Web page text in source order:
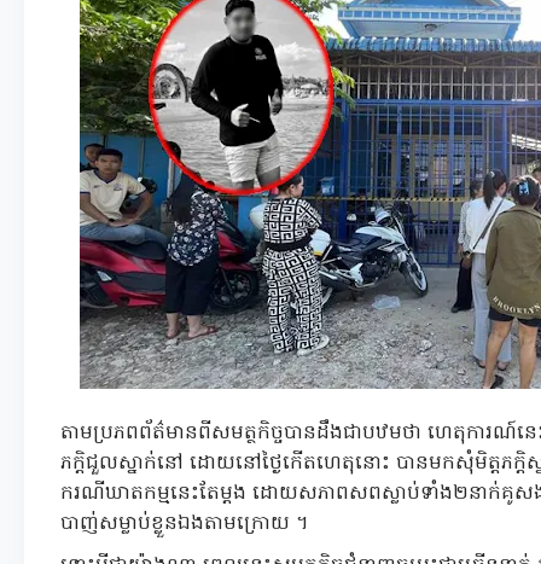
តាមប្រភពព័ត៌មានពីសមត្ថកិច្ចបានដឹងជាបឋមថា ហេតុការណ៍ន
ភក្តិជួលស្នាក់នៅ ដោយនៅថ្ងៃកើតហេតុនោះ បានមកសុំមិត្តភក្
ករណីឃាតកម្មនេះតែម្តង ដោយសភាពសពស្លាប់ទាំង២នាក់គូសង្ស
បាញ់សម្លាប់ខ្លួនឯងតាមក្រោយ ។